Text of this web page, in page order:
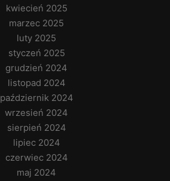
kwiecień 2025
marzec 2025
luty 2025
styczeń 2025
grudzień 2024
listopad 2024
październik 2024
wrzesień 2024
sierpień 2024
lipiec 2024
czerwiec 2024
maj 2024